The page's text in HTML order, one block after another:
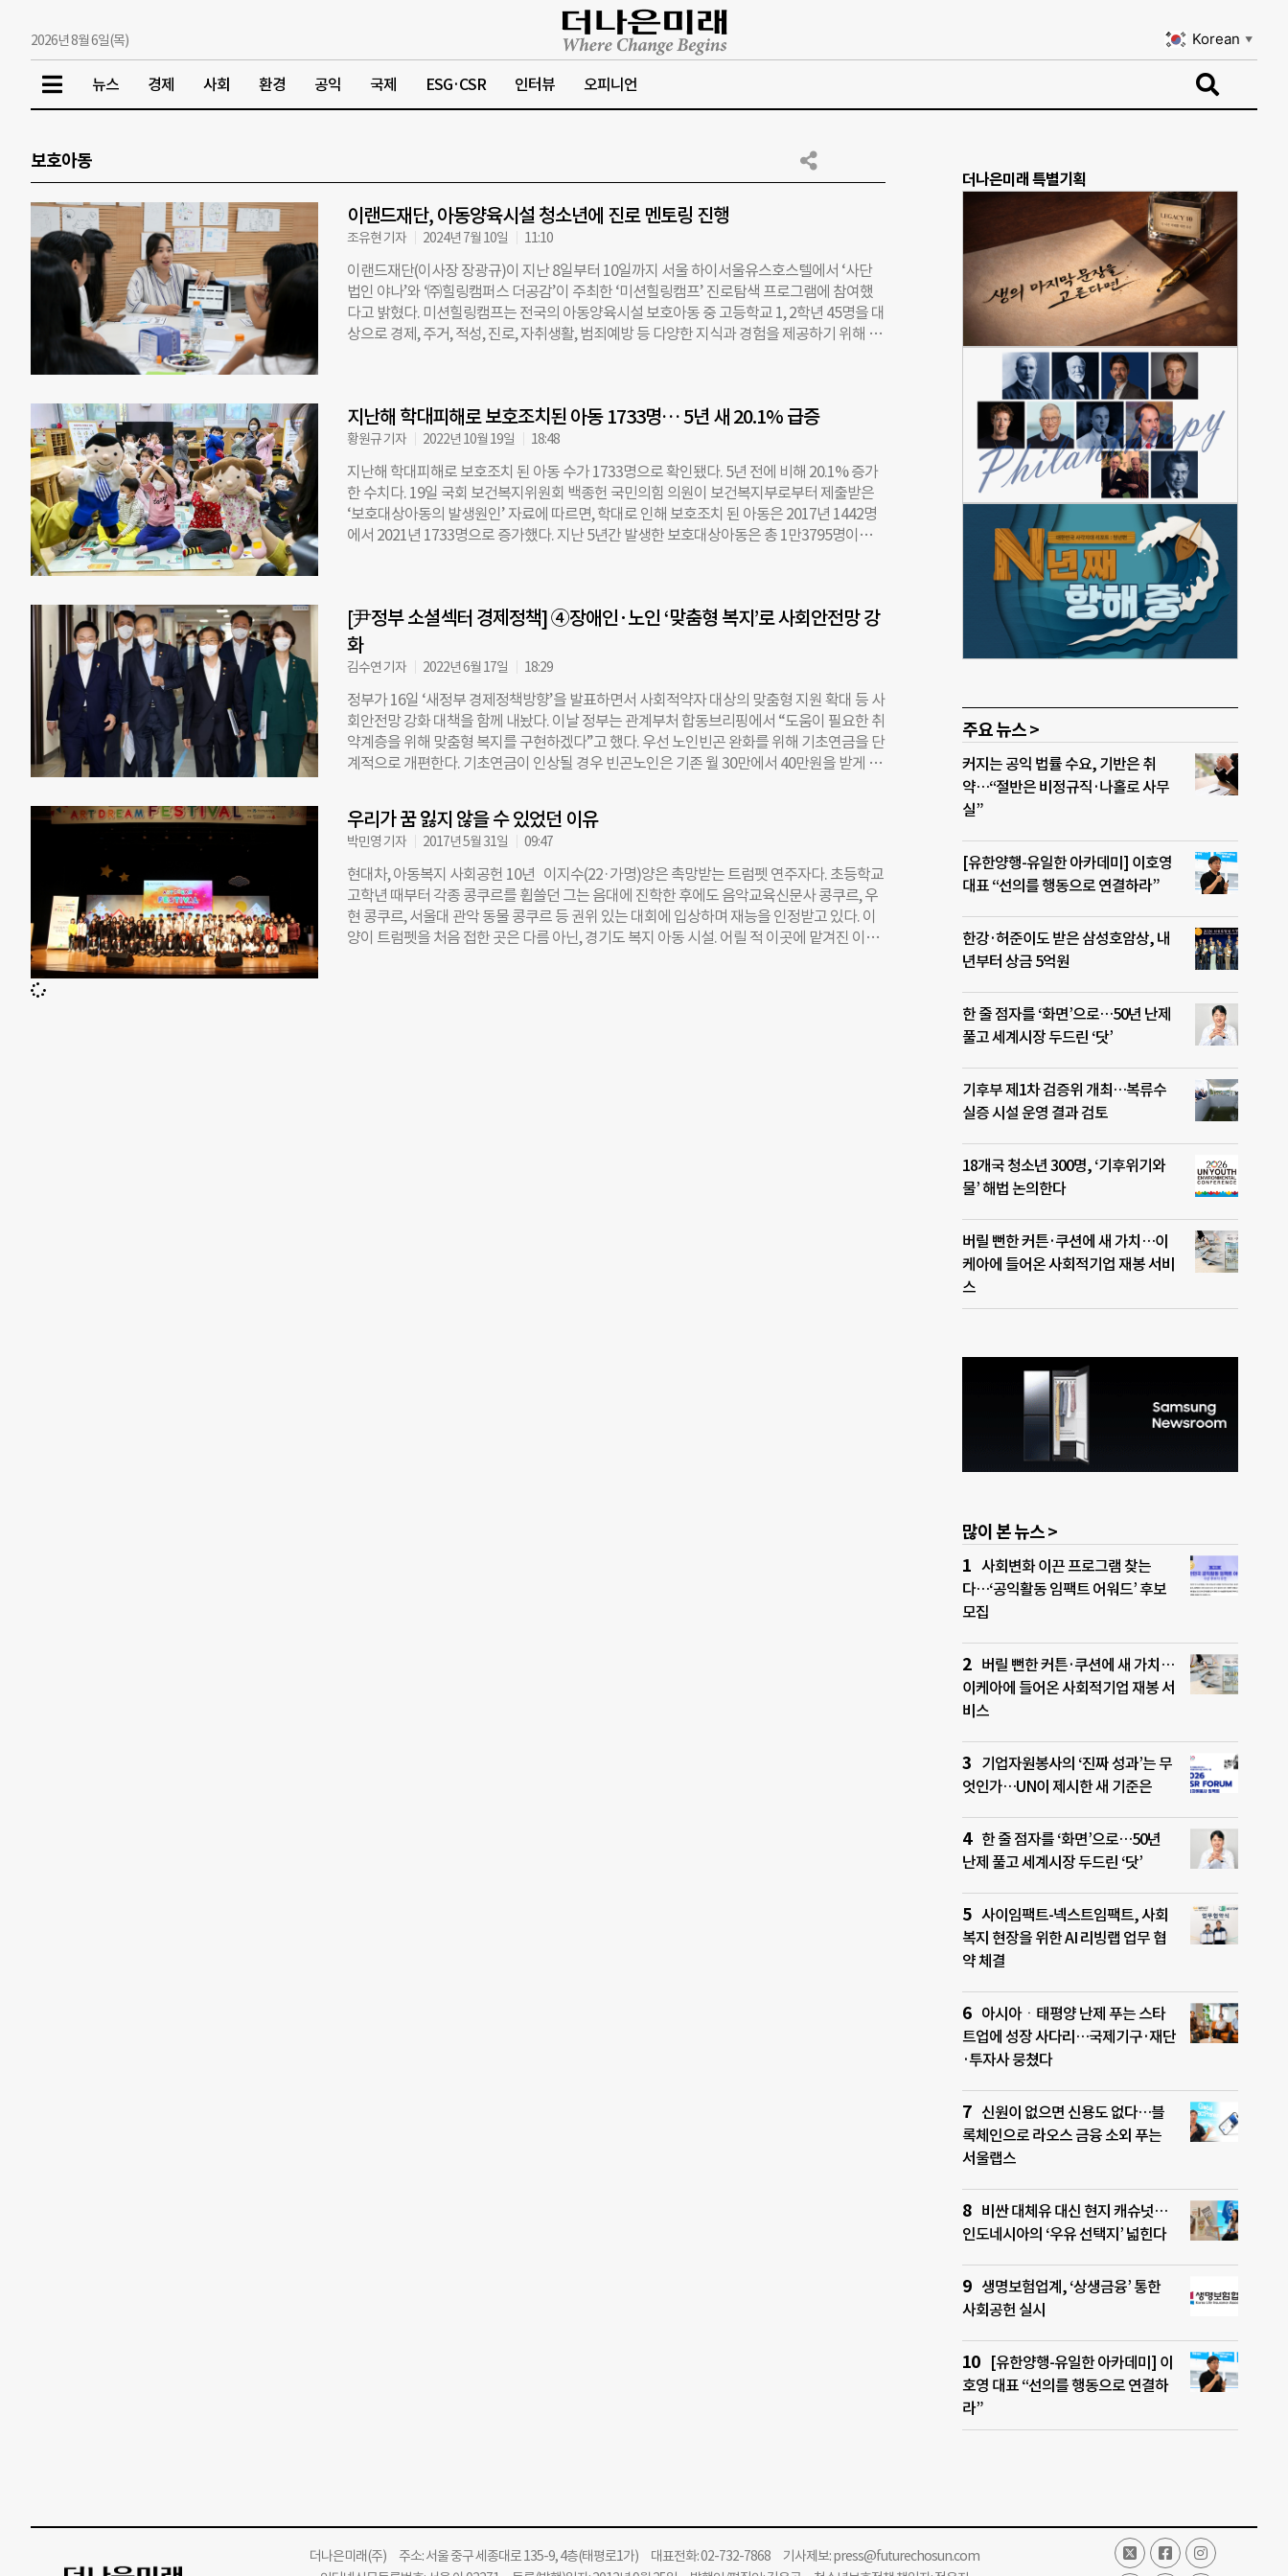
2026년 8월 6일(목) Korean ▼
뉴스 경제 사회 환경 공익 국제 ESG·CSR 인터뷰 오피니언
보호아동
이랜드재단, 아동양육시설 청소년에 진로 멘토링 진행
조유현 기자 2024년 7월 10일 11:10
이랜드재단(이사장 장광규)이 지난 8일부터 10일까지 서울 하이서울유스호스텔에서 ‘사단
법인 야나’와 ‘㈜힐링캠퍼스 더공감’이 주최한 ‘미션힐링캠프’ 진로탐색 프로그램에 참여했
다고 밝혔다. 미션힐링캠프는 전국의 아동양육시설 보호아동 중 고등학교 1, 2학년 45명을 대
상으로 경제, 주거, 적성, 진로, 자취생활, 범죄예방 등 다양한 지식과 경험을 제공하기 위해 개
트에서 시작해 관리자 직급까지 올라간 임직원을 멘토로 선정하고, 열정을 바탕으로 한 성장
과정을 공유하기도 했다. 사단법인 야나 관계자는 “스스로 진로 탐색하는데 어려움을 겪는 아
동양육시설 청소년에게는 진로 상담과 교육의 기회가 절실하다”며 “이번 캠프를 통해 예비
자립준비청년들에게 유익한 취업 준비 프로그램을 제공할 수 있어서 기쁘다”고 말했다. 이랜
드재단 관계자는 “성인이 되어 아동양육시설을 퇴소하고 자립해야 하는 청소년들은 진로를
정하는 것뿐만 아니라 일자리를 찾는 것에도 어려움을 겪는 경우가 많다”며 “앞으로 아동양
육시설 청소년들의 진로 탐색과 취업에 실질적인 도움을 주기 위한 방안을 계속해서 모색해
지난해 학대피해로 보호조치된 아동 1733명… 5년 새 20.1% 급증
황원규 기자 2022년 10월 19일 18:48
지난해 학대피해로 보호조치 된 아동 수가 1733명으로 확인됐다. 5년 전에 비해 20.1% 증가
한 수치다. 19일 국회 보건복지위원회 백종헌 국민의힘 의원이 보건복지부로부터 제출받은
‘보호대상아동의 발생원인’ 자료에 따르면, 학대로 인해 보호조치 된 아동은 2017년 1442명
에서 2021년 1733명으로 증가했다. 지난 5년간 발생한 보호대상아동은 총 1만3795명이다.
점을 지적했다. 부모의 이혼으로 인해 발생한 보호대상아동의 수는 2017년 747명에서 2021
년 417년으로 감소했다. 같은 기간 미혼 부모·혼외자로 인한 보호대상아동 수는 847명에서
379명으로 줄었다. 반면 학대로 인한 보호대상아동 수는 1442명에서 1733명으로 증가했다.
으로 10년 새 487.3% 증가했다. 백 의원은 “국가에서 아동보호와 관련된 제도를 개선하고 체
계를 추진한다고 밝혔지만, 학대 피해 아동은 급증하고 있어 실효성 있는 대책 마련이 시급하
다”고 밝혔다. 백 의원은 “학대로 인한 상처는 아이들에게 평생 지울 수 없는 트라우마로 남을
수 있으므로 정부에서는 적극적인 보호와 지원을 제공해줘야 한다”며 “보호대상아동이 보호
개선해야 한다”고 밝혔다. 황원규 더나은미래 기자 wonq@chosun.com
[尹정부 소셜섹터 경제정책] ④장애인·노인 ‘맞춤형 복지’로 사회안전망 강
화
김수연 기자 2022년 6월 17일 18:29
정부가 16일 ‘새정부 경제정책방향’을 발표하면서 사회적약자 대상의 맞춤형 지원 확대 등 사
회안전망 강화 대책을 함께 내놨다. 이날 정부는 관계부처 합동브리핑에서 “도움이 필요한 취
약계층을 위해 맞춤형 복지를 구현하겠다”고 했다. 우선 노인빈곤 완화를 위해 기초연금을 단
계적으로 개편한다. 기초연금이 인상될 경우 빈곤노인은 기존 월 30만에서 40만원을 받게 된
는 당사자의 선택권을 강조했다. ‘개인예산제’를 도입해 장애당사자가 지원금을 자유롭게 사
용할 수 있도록 한다는 것이다. 최중증 발달장애인 24시간 돌봄서비스와 탈시설 지역사회 자
립지원 사업도 확대할 예정이다. 현재 정부는 10개 지역에 걸쳐 200명을 대상으로 주거·돌봄
·의료 등 통합서비스를 지원 중이다. 65세 미만 노인성 질환(치매·뇌혈관성질환)이 있는 장
애인의 활동범위는 더 넓어질 예정이다. 정부는 노인성질환자 활동지원의 제도적 사각지대
를 해소하기 위해 지원대상을 확대할 방침이라 밝혔다. 현행법상 노인성 질환으로 장기요양
등급판정을 받은 65세 미만 등록장애인은 장기요양만 가능할 뿐 활동지원은 신청하지 못했
우리가 꿈 잃지 않을 수 있었던 이유
박민영 기자 2017년 5월 31일 09:47
현대차, 아동복지 사회공헌 10년 이지수(22·가명)양은 촉망받는 트럼펫 연주자다. 초등학교
고학년 때부터 각종 콩쿠르를 휩쓸던 그는 음대에 진학한 후에도 음악교육신문사 콩쿠르, 우
현 콩쿠르, 서울대 관악 동물 콩쿠르 등 권위 있는 대회에 입상하며 재능을 인정받고 있다. 이
양이 트럼펫을 처음 접한 곳은 다름 아닌, 경기도 복지 아동 시설. 어릴 적 이곳에 맡겨진 이양
더나은미래 특별기획
주요 뉴스 >
커지는 공익 법률 수요, 기반은 취
약…“절반은 비정규직·나홀로 사무
실”
[유한양행-유일한 아카데미] 이호영
대표 “선의를 행동으로 연결하라”
한강·허준이도 받은 삼성호암상, 내
년부터 상금 5억원
한 줄 점자를 ‘화면’으로…50년 난제
풀고 세계시장 두드린 ‘닷’
기후부 제1차 검증위 개최…복류수
실증 시설 운영 결과 검토
18개국 청소년 300명, ‘기후위기와
물’ 해법 논의한다
버릴 뻔한 커튼·쿠션에 새 가치…이
케아에 들어온 사회적기업 재봉 서비
스
많이 본 뉴스 >
사회변화 이끈 프로그램 찾는
다…‘공익활동 임팩트 어워드’ 후보
모집
버릴 뻔한 커튼·쿠션에 새 가치…
이케아에 들어온 사회적기업 재봉 서
비스
기업자원봉사의 ‘진짜 성과’는 무
엇인가…UN이 제시한 새 기준은
한 줄 점자를 ‘화면’으로…50년
난제 풀고 세계시장 두드린 ‘닷’
사이임팩트-넥스트임팩트, 사회
복지 현장을 위한 AI 리빙랩 업무 협
약 체결
아시아ㆍ태평양 난제 푸는 스타
트업에 성장 사다리…국제기구·재단
·투자사 뭉쳤다
신원이 없으면 신용도 없다…블
록체인으로 라오스 금융 소외 푸는
서울랩스
비싼 대체유 대신 현지 캐슈넛…
인도네시아의 ‘우유 선택지’ 넓힌다
생명보험업계, ‘상생금융’ 통한
사회공헌 실시
[유한양행-유일한 아카데미] 이
호영 대표 “선의를 행동으로 연결하
라”
더나은미래(주)주소: 서울 중구 세종대로 135-9, 4층(태평로1가) 대표전화: 02-732-7868 기사제보:press@futurechosun.com